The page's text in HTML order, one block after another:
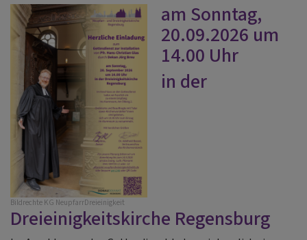
Bildrechte KG NeupfarrDreieinigkeit
am Sonntag,
20.09.2026 um
14.00 Uhr
in der
Dreieinigkeitskirche Regensburg